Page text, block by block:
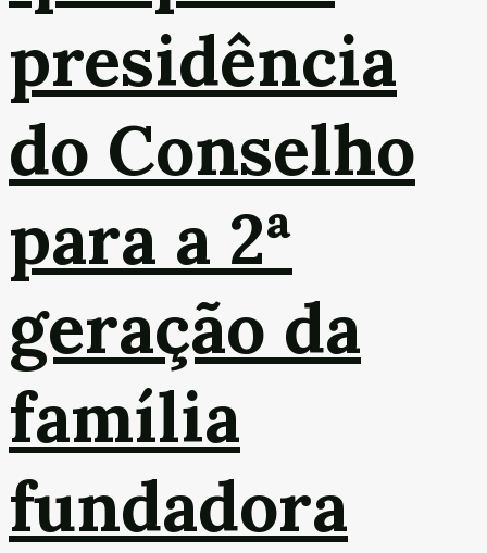
presidência
do Conselho
para a 2ª
geração da
família
fundadora